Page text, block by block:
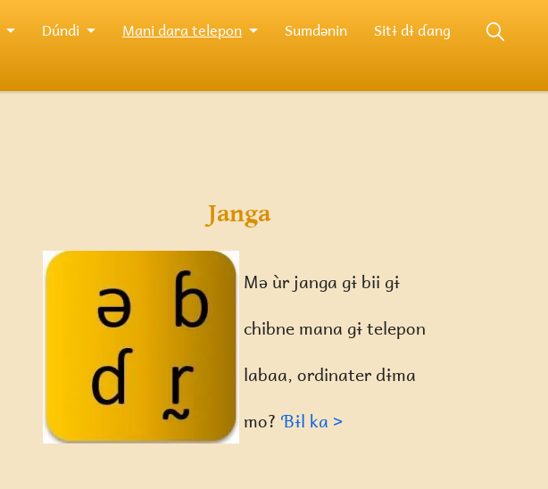
Dúndi Mani dara telepon Sumdənin Sitɨ dɨ ɗang
Janga
Mə ùr janga gɨ bii gɨ
chibne mana gɨ telepon
labaa, ordinater dɨma
mo?Ɓɨl ka >